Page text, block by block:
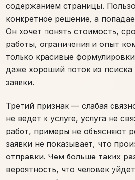
содержанием страницы.
конкретное решение, а
Он хочет понять стоимость,
работы, ограничения и опыт
только красивые
даже хороший поток из поиска
заявки.
Третий признак — слабая
не ведет к услуге, услуга не
работ, примеры не объясняют
заявки не показывает, что
отправки. Чем больше таких
вероятность, что человек